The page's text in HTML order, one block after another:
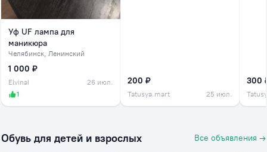
Уф UF лампа для
маникюра
Челябинск, Ленинский
1 000 ₽
ElvinaI
26 июл.
1
200 ₽
Tatusya.mart 25 июл.
300
Обувь для детей и взрослых Все объявления →